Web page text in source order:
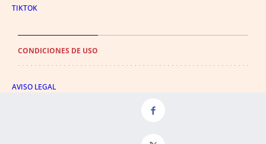
TIKTOK
CONDICIONES DE USO
AVISO LEGAL